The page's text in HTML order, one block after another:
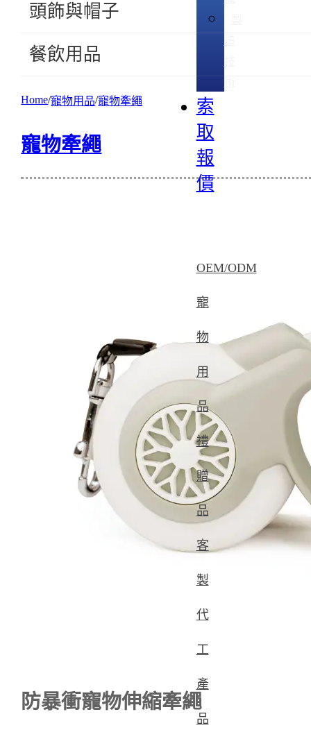
索
取
報
價
OEM/ODM
寵
物
用
品
禮
贈
品
客
製
代
工
產
品
頭飾與帽子
餐飲用品
Home 寵物用品 寵物牽繩
寵物牽繩
防暴衝寵物伸縮牽繩